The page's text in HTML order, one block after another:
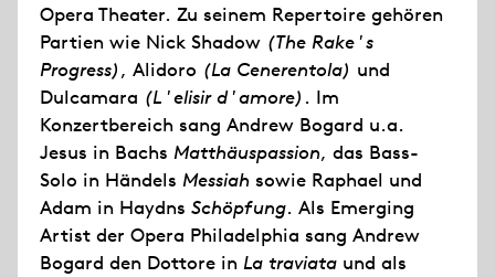
Opera Theater. Zu seinem Repertoire gehören
Partien wie Nick Shadow (The Rake's
Progress), Alidoro (La Cenerentola) und
Dulcamara (L'elisir d'amore) . Im
Konzertbereich sang Andrew Bogard u.a.
Jesus in Bachs Matthäuspassion, das Bass-
Solo in Händels Messiah sowie Raphael und
Adam in Haydns Schöpfung. Als Emerging
Artist der Opera Philadelphia sang Andrew
Bogard den Dottore in La traviata und als